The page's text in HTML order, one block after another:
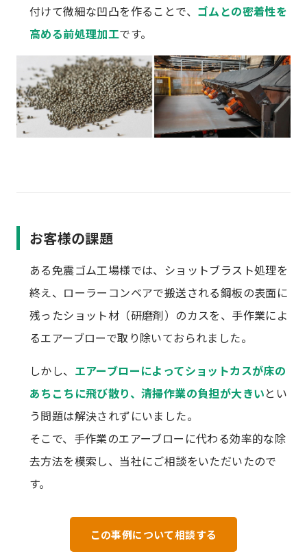
付けて微細な凹凸を作ることで、 ゴムとの密着性を
高める前処理加工です。
お客様の課題
ある免震ゴム工場様では、ショットブラスト処理を
終え、ローラーコンベアで搬送される鋼板の表面に
残ったショット材（研磨剤）のカスを、手作業によ
るエアーブローで取り除いておられました。
しかし、 エアーブローによってショットカスが床の
あちこちに飛び散り、清掃作業の負担が大きいとい
う問題は解決されずにいました。
そこで、手作業のエアーブローに代わる効率的な除
去方法を模索し、当社にご相談をいただいたので
す。
この事例について相談する